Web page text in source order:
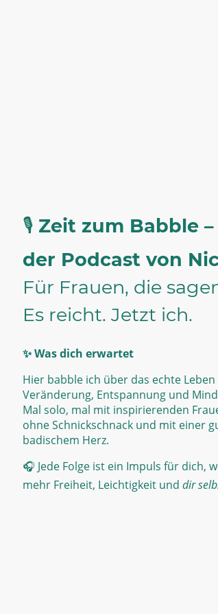
🎙️ Zeit zum Babble –
der Podcast von
Für Frauen, die
Es reicht. Jetzt ich.
✨ Was dich erwartet
Hier babble ich über das echte
Veränderung, Entspannung und
Mal solo, mal mit inspirierenden
ohne Schnickschnack und mit einer
badischem Herz.
🎧 Jede Folge ist ein Impuls für dich,
mehr Freiheit, Leichtigkeit und dir